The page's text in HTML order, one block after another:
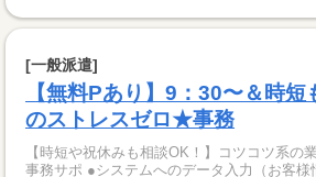
[一般派遣]
【無料Pあり】9：30〜＆時
のストレスゼロ★事務
【時短や祝休みも相談OK！】コツコツ系
事務サポ ●システムへのデータ入力（お客